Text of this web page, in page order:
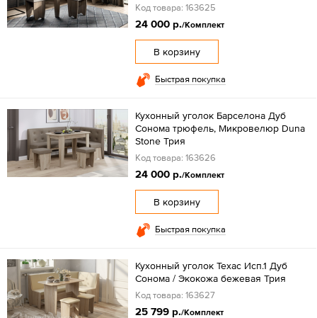
Код товара: 163625
24 000 р./Комплект
В корзину
Быстрая покупка
Кухонный уголок Барселона Дуб
Сонома трюфель, Микровелюр Duna
Stone Трия
Код товара: 163626
24 000 р./Комплект
В корзину
Быстрая покупка
Кухонный уголок Техас Исп.1 Дуб
Сонома / Экокожа бежевая Трия
Код товара: 163627
25 799 р./Комплект